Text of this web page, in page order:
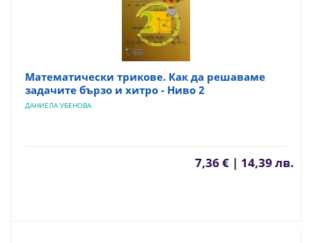
Математически трикове. Как да решаваме
задачите бързо и хитро - Ниво 2
ДАНИЕЛА УБЕНОВА
7,36 € | 14,39 лв.